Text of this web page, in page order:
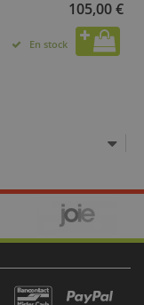
105,00 €
En stock